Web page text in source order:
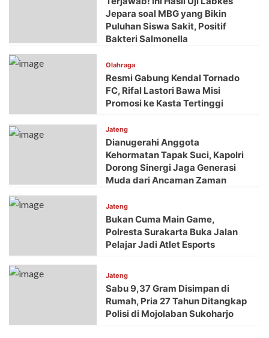
Jepara soal MBG yang Bikin
Puluhan Siswa Sakit, Positif
Bakteri Salmonella
Olahraga
Resmi Gabung Kendal Tornado
FC, Rifal Lastori Bawa Misi
Promosi ke Kasta Tertinggi
Jateng
Dianugerahi Anggota
Kehormatan Tapak Suci, Kapolri
Dorong Sinergi Jaga Generasi
Muda dari Ancaman Zaman
Jateng
Bukan Cuma Main Game,
Polresta Surakarta Buka Jalan
Pelajar Jadi Atlet Esports
Jateng
Sabu 9,37 Gram Disimpan di
Rumah, Pria 27 Tahun Ditangkap
Polisi di Mojolaban Sukoharjo